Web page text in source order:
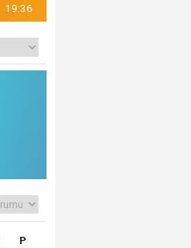
19:36
P